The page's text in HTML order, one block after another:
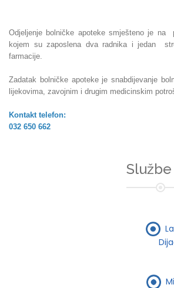
Odjeljenje bolničke apoteke smješteno je na
kojem su zaposlena dva radnikai jedan
farmacije.
Zadatak bolničke apoteke je snabdijevanje
lijekovima, zavojnim i drugim medicinskim
Kontakt telefon:
032 650 662
Službe